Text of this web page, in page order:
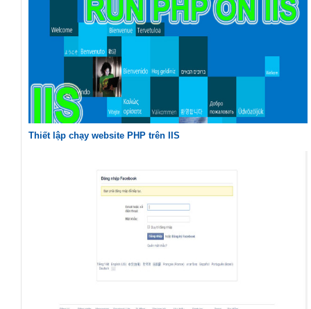
Thiết lập chạy website PHP trên IIS